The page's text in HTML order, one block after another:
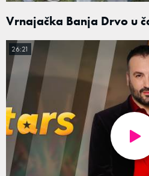
Vrnajačka Banja Drvo u
26:21